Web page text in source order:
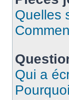
Quelles
Qui a